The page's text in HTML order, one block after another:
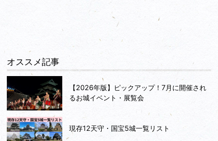
オススメ記事
【2026年版】ピックアップ！7月に開催され
るお城イベント・展覧会
現存12天守・国宝5城一覧リスト